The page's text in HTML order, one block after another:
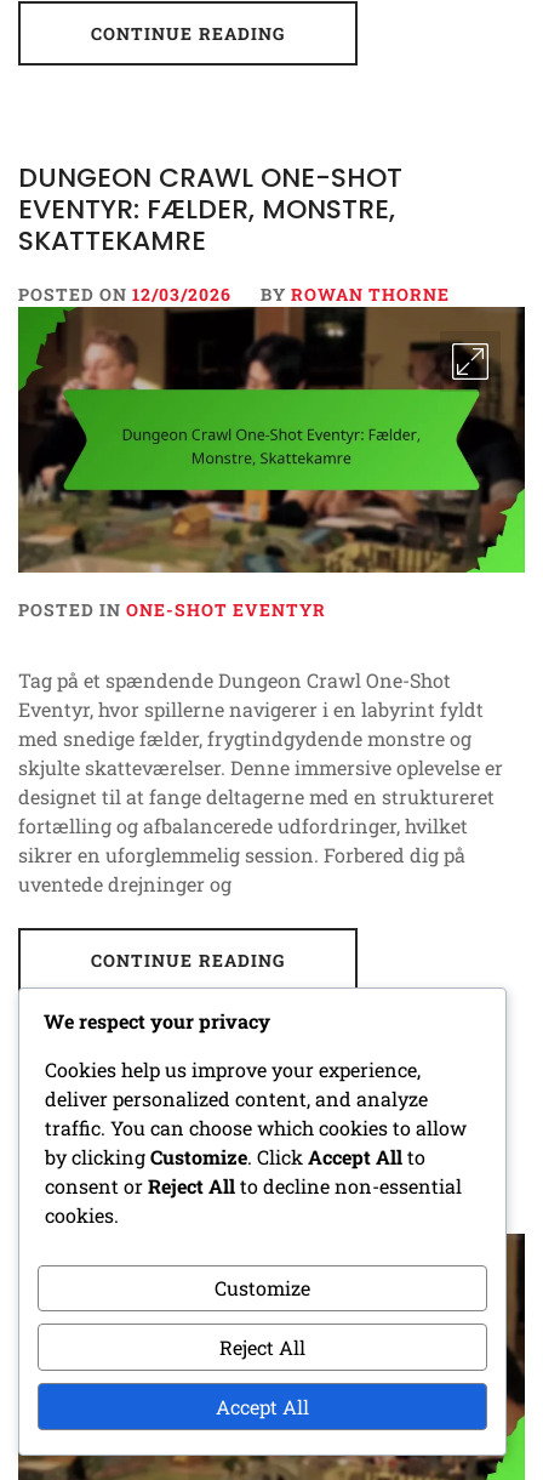
CONTINUE READING
DUNGEON CRAWL ONE-SHOT
EVENTYR: FÆLDER, MONSTRE,
SKATTEKAMRE
POSTED ON 12/03/2026 BY ROWAN THORNE
POSTED IN ONE-SHOT EVENTYR
Tag på et spændende Dungeon Crawl One-Shot
Eventyr, hvor spillerne navigerer i en labyrint fyldt
med snedige fælder, frygtindgydende monstre og
skjulte skatteværelser. Denne immersive oplevelse er
designet til at fange deltagerne med en struktureret
fortælling og afbalancerede udfordringer, hvilket
sikrer en uforglemmelig session. Forbered dig på
uventede drejninger og
CONTINUE READING
BARD KARAKTERARK:
PRÆSTATIONSEVNER, CHARME,
MUSIKALSKE EVNER
POSTED ON
We respect your privacy
Cookies help us improve your experience,
deliver personalized content, and analyze
traffic. You can choose which cookies to allow
by clickingCustomize. Click Accept Allto
consent orReject Allto decline non-essential
cookies.
Customize
Reject All
Accept All